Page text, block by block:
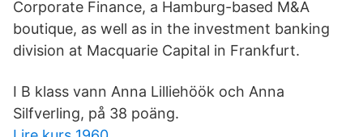
Corporate Finance, a Hamburg-based M&A
boutique, as well as in the investment banking
division at Macquarie Capital in Frankfurt.
I B klass vann Anna Lilliehöök och Anna
Silfverling, på 38 poäng.